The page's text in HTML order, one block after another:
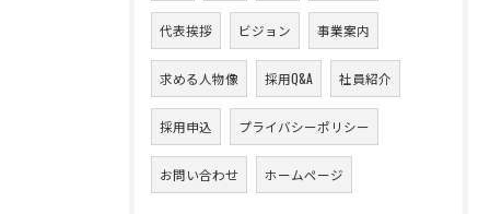
代表挨拶 ビジョン 事業案内
求める人物像 採用Q&A 社員紹介
採用申込 プライバシーポリシー
お問い合わせ ホームページ